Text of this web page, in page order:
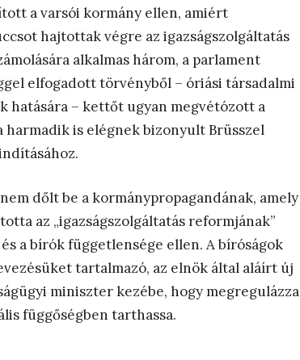
a varsói kormány ellen, amiért
hajtottak végre az igazságszolgáltatás
alkalmas három, a parlament
elfogadott törvényből – óriási társadalmi
hatására – kettőt ugyan megvétózott a
is elégnek bizonyult Brüsszel
dőlt be a kormánypropagandának, amely
az „igazságszolgáltatás reformjának”
a bírók függetlensége ellen. A bíróságok
tartalmazó, az elnök által aláírt új
miniszter kezébe, hogy megregulázza
függőségben tarthassa.